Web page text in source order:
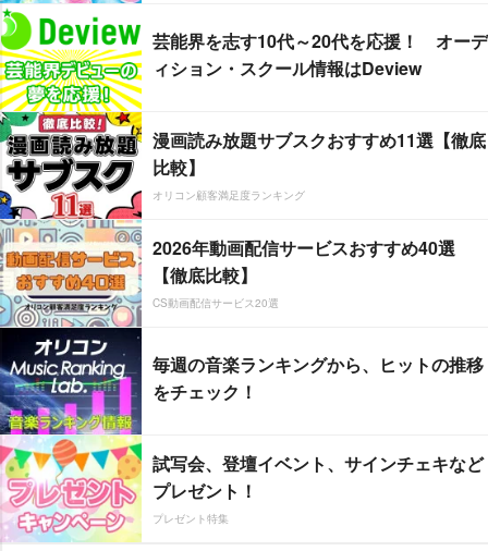
芸能界を志す10代～20代を応援！ オーデ
ィション・スクール情報はDeview
漫画読み放題サブスクおすすめ11選【徹底
比較】
オリコン顧客満足度ランキング
2026年動画配信サービスおすすめ40選
【徹底比較】
CS動画配信サービス20選
毎週の音楽ランキングから、ヒットの推移
をチェック！
試写会、登壇イベント、サインチェキなど
プレゼント！
プレゼント特集